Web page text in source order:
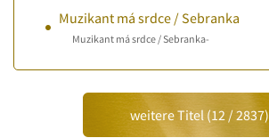
Muzikant má srdce / Sebranka
Muzikant má srdce / Sebranka-
weitere Titel (12 /2837)